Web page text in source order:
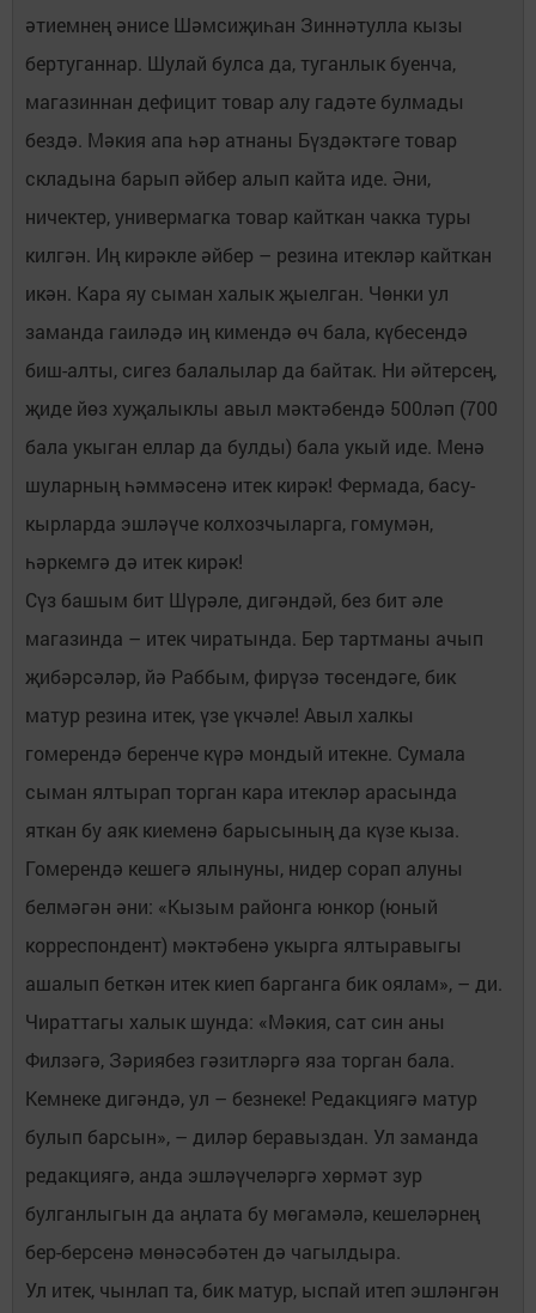
әтиемнең әнисе Шәмсиҗиһан Зиннәтулла кызы
бертуганнар. Шулай булса да, туганлык буенча,
магазиннан дефицит товар алу гадәте булмады
бездә. Мәкия апа һәр атнаны Бүздәктәге товар
складына барып әйбер алып кайта иде. Әни,
ничектер, универмагка товар кайткан чакка туры
килгән. Иң кирәкле әйбер – резина итекләр кайткан
икән. Кара яу сыман халык җыелган. Чөнки ул
заманда гаиләдә иң кимендә өч бала, күбесендә
биш-алты, сигез балалылар да байтак. Ни әйтерсең,
җиде йөз хуҗалыклы авыл мәктәбендә 500ләп (700
бала укыган еллар да булды) бала укый иде. Менә
шуларның һәммәсенә итек кирәк! Фермада, басу-
кырларда эшләүче колхозчыларга, гомумән,
һәркемгә дә итек кирәк!
Сүз башым бит Шүрәле, дигәндәй, без бит әле
магазинда – итек чиратында. Бер тартманы ачып
җибәрсәләр, йә Раббым, фирүзә төсендәге, бик
матур резина итек, үзе үкчәле! Авыл халкы
гомерендә беренче күрә мондый итекне. Сумала
сыман ялтырап торган кара итекләр арасында
яткан бу аяк киеменә барысының да күзе кыза.
Гомерендә кешегә ялынуны, нидер сорап алуны
белмәгән әни: «Кызым районга юнкор (юный
корреспондент) мәктәбенә укырга ялтыравыгы
ашалып беткән итек киеп барганга бик оялам», – ди.
Чираттагы халык шунда: «Мәкия, сат син аны
Филзәгә, Зәриябез гәзитләргә яза торган бала.
Кемнеке дигәндә, ул – безнеке! Редакциягә матур
булып барсын», – диләр беравыздан. Ул заманда
редакциягә, анда эшләүчеләргә хөрмәт зур
булганлыгын да аңлата бу мөгамәлә, кешеләрнең
бер-берсенә мөнәсәбәтен дә чагылдыра.
Ул итек, чынлап та, бик матур, ыспай итеп эшләнгән